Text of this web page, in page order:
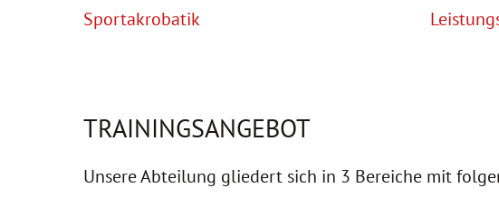
Sportakrobatik
TRAININGSANGEBOT
Unsere Abteilung gliedert sich in 3 Bereiche mit